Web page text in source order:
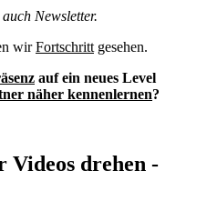
Newsletter.
wirFortschritt gesehen.
auf ein neues Level
näher kennenlernen?
Videos drehen -